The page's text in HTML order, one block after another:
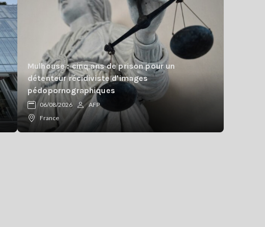
Mulhouse : cinq ans de prison pour un
détenteur récidiviste d'images
pédopornographiques
06/08/2026
AFP
France